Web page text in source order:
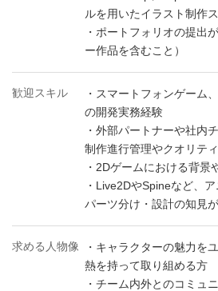
ルを用いたイラスト制作
・ポートフォリオの提出
ー作品を含むこと）
歓迎スキル
・スマートフォンゲーム
の開発実務経験
・外部パートナーや社内
制作進行管理やクオリテ
・2Dゲームにおける背景
・Live2DやSpineなど、
パーツ分け・設計の知見
求める人物像
・キャラクターの魅力を
熱を持って取り組める方
・チーム内外とのコミュ